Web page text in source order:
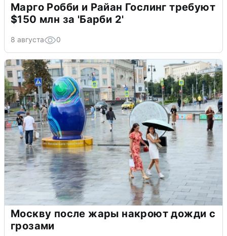
Марго Робби и Райан Гослинг требуют
$150 млн за 'Барби 2'
8 августа 0
Москву после жары накроют дожди с
грозами